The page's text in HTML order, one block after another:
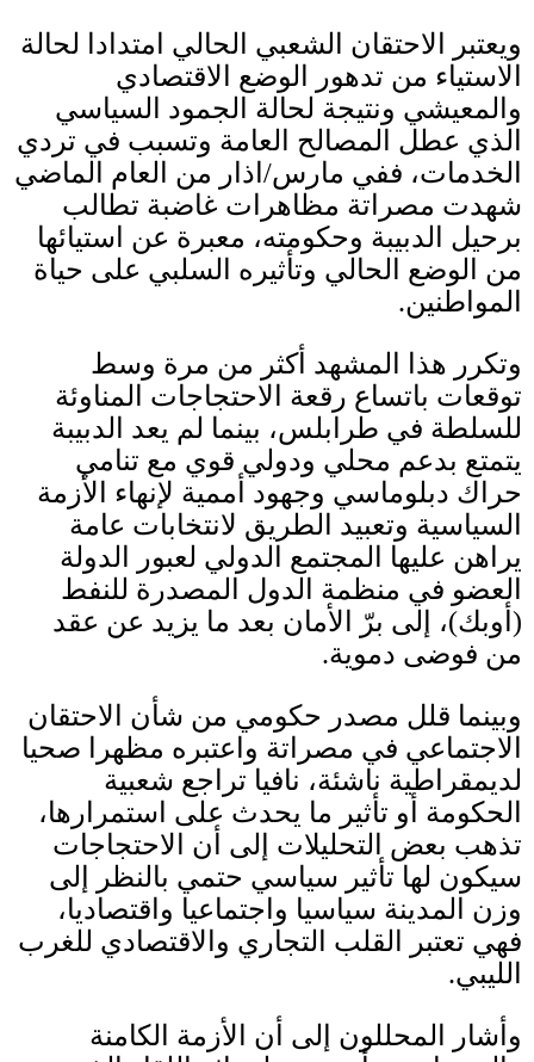
ويعتبر الاحتقان الشعبي الحالي امتدادا لحالة
الاستياء من تدهور الوضع الاقتصادي
والمعيشي ونتيجة لحالة الجمود السياسي
الذي عطل المصالح العامة وتسبب في تردي
الخدمات، ففي مارس/ اذار من العام الماضي
شهدت مصراتة مظاهرات غاضبة تطالب
برحيل الدبيبة وحكومته، معبرة عن استيائها
من الوضع الحالي وتأثيره السلبي على حياة
المواطنين.
وتكرر هذا المشهد أكثر من مرة وسط
توقعات باتساع رقعة الاحتجاجات المناوئة
للسلطة في طرابلس، بينما لم يعد الدبيبة
يتمتع بدعم محلي ودولي قوي مع تنامي
حراك دبلوماسي وجهود أممية لإنهاء الأزمة
السياسية وتعبيد الطريق لانتخابات عامة
يراهن عليها المجتمع الدولي لعبور الدولة
العضو في منظمة الدول المصدرة للنفط
( أوبك)، إلى برّ الأمان بعد ما يزيد عن عقد
من فوضى دموية.
وبينما قلل مصدر حكومي من شأن الاحتقان
الاجتماعي في مصراتة واعتبره مظهرا صحيا
لديمقراطية ناشئة، نافيا تراجع شعبية
الحكومة أو تأثير ما يحدث على استمرارها،
تذهب بعض التحليلات إلى أن الاحتجاجات
سيكون لها تأثير سياسي حتمي بالنظر إلى
وزن المدينة سياسيا واجتماعيا واقتصاديا،
فهي تعتبر القلب التجاري والاقتصادي للغرب
الليبي.
وأشار المحللون إلى أن الأزمة الكامنة